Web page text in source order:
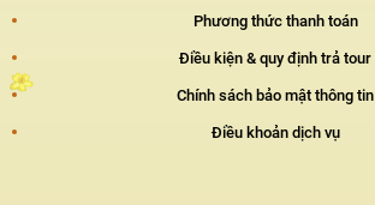
Phương thức thanh toán
Điều kiện & quy định trả tour
Chính sách bảo mật thông tin
Điều khoản dịch vụ